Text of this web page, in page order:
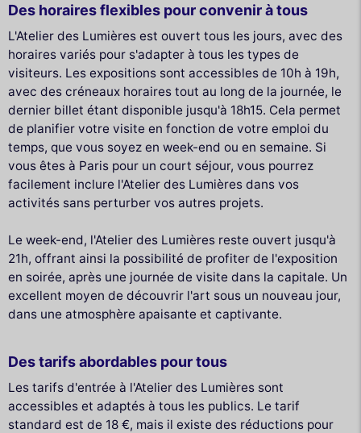
Des horaires flexibles pour convenir à tous
L'Atelier des Lumières est ouvert tous les jours, avec des
horaires variés pour s'adapter à tous les types de
visiteurs. Les expositions sont accessibles de 10h à 19h,
avec des créneaux horaires tout au long de la journée, le
dernier billet étant disponible jusqu'à 18h15. Cela permet
de planifier votre visite en fonction de votre emploi du
temps, que vous soyez en week-end ou en semaine. Si
vous êtes à Paris pour un court séjour, vous pourrez
facilement inclure l'Atelier des Lumières dans vos
activités sans perturber vos autres projets.
Le week-end, l'Atelier des Lumières reste ouvert jusqu'à
21h, offrant ainsi la possibilité de profiter de l'exposition
en soirée, après une journée de visite dans la capitale. Un
excellent moyen de découvrir l'art sous un nouveau jour,
dans une atmosphère apaisante et captivante.
Des tarifs abordables pour tous
Les tarifs d'entrée à l'Atelier des Lumières sont
accessibles et adaptés à tous les publics. Le tarif
standard est de 18 €, mais il existe des réductions pour